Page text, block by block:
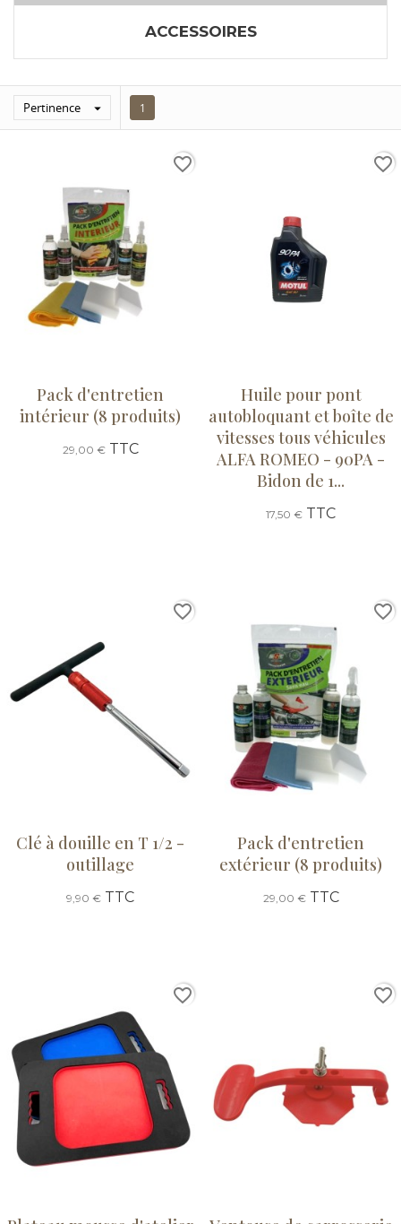
ACCESSOIRES
Pertinence  1
Pack d'entretien
intérieur (8 produits)
29,00 €TTC
favorite_border
Huile pour pont
autobloquant et boîte de
vitesses tous véhicules
ALFA ROMEO - 90PA -
Bidon de 1...
17,50 € TTC
favorite_border
Clé à douille en T 1/2 -
outillage
9,90 € TTC
favorite_border
Pack d'entretien
extérieur (8 produits)
29,00 €TTC
favorite_border
favorite_border favorite_border